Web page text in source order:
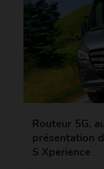
Routeur 5G,
présentation
S Xperience